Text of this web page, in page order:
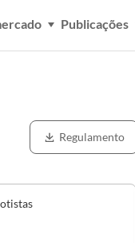
Publicações
Regulamento